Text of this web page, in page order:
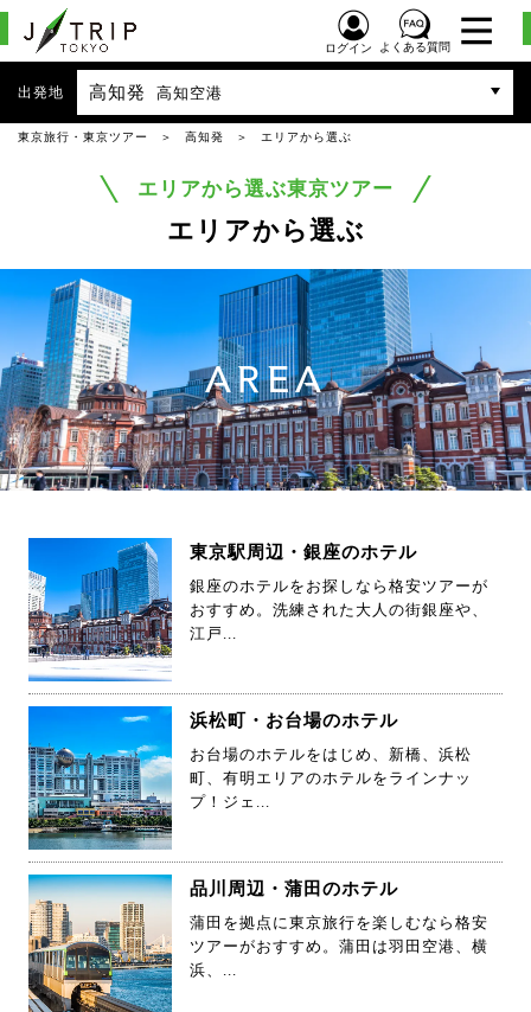
ログイン よくある質問
出発地 高知発 高知空港
東京旅行・東京ツアー 高知発 エリアから選ぶ
エリアから選ぶ東京ツアー
エリアから選ぶ
AREA
東京駅周辺・銀座のホテル
銀座のホテルをお探しなら格安ツアーが
おすすめ。洗練された大人の街銀座や、
江戸...
浜松町・お台場のホテル
お台場のホテルをはじめ、新橋、浜松
町、有明エリアのホテルをラインナッ
プ！ジェ...
品川周辺・蒲田のホテル
蒲田を拠点に東京旅行を楽しむなら格安
ツアーがおすすめ。蒲田は羽田空港、横
浜、...